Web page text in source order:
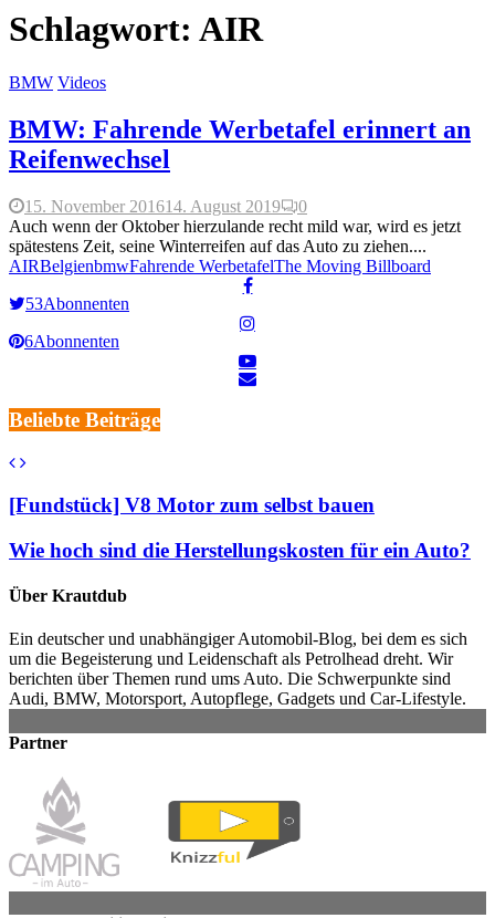
Schlagwort: AIR
BMW Videos
BMW: Fahrende Werbetafel erinnert an
Reifenwechsel
15. November 201614. August 2019
0
Auch wenn der Oktober hierzulande recht mild war, wird es jetzt
spätestens Zeit, seine Winterreifen auf das Auto zu ziehen....
AIRBelgienbmwFahrende WerbetafelThe Moving Billboard
53Abonnenten
6Abonnenten
Beliebte Beiträge
[Fundstück] V8 Motor zum selbst bauen
Wie hoch sind die Herstellungskosten für ein Auto?
Über Krautdub
Ein deutscher und unabhängiger Automobil-Blog, bei dem es sich
um die Begeisterung und Leidenschaft als Petrolhead dreht. Wir
berichten über Themen rund ums Auto. Die Schwerpunkte sind
Audi, BMW, Motorsport, Autopflege, Gadgets und Car-Lifestyle.
Partner